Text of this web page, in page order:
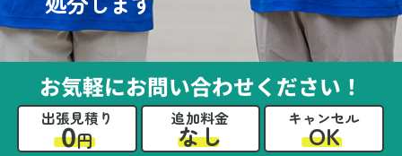
お気軽にお問い合わせください！
出張見積り
0円
追加料金
なし
キャンセル
OK